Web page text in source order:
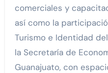
comerciales y
así como la
Turismo e Identidad
la Secretaría de
Guanajuato, con